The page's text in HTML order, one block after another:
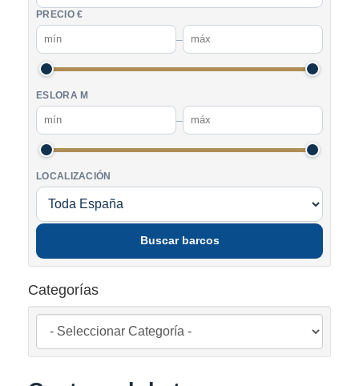
PRECIO €
–
ESLORA M
–
LOCALIZACIÓN
Buscar barcos
Categorías